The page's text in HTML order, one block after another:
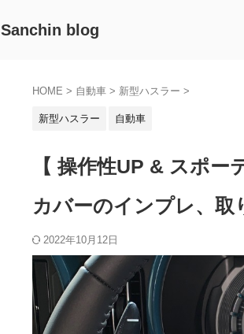
Sanchin blog
HOME > 自動車 > 新型ハスラー >
新型ハスラー 自動車
【 操作性UP & スポ
カバーのインプレ、取
2022年10月12日